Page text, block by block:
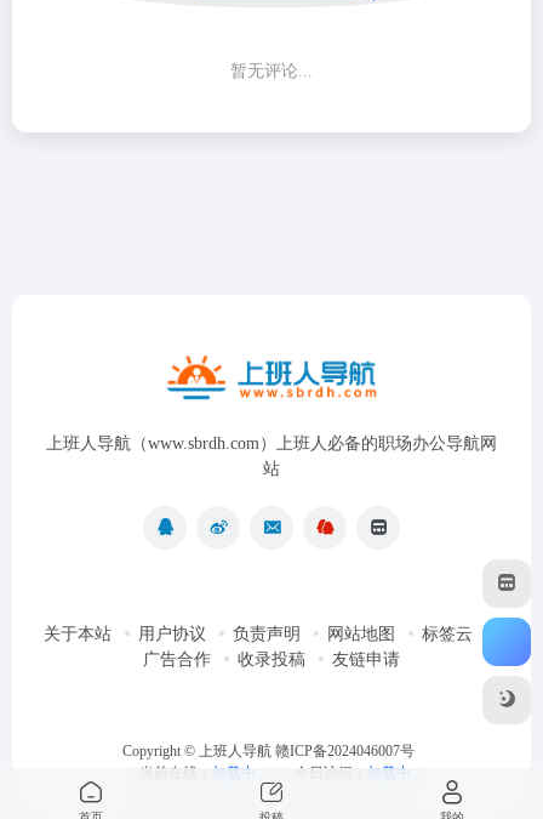
暂无评论...
上班人导航（www.sbrdh.com）上班人必备的职场办公导航网
站
关于本站 用户协议 负责声明 网站地图
标签云
广告合作
收录投稿 友链申请
Copyright © 上班人导航 赣ICP备2024046007号
当前在线： 加载中... 今日访问： 加载中...